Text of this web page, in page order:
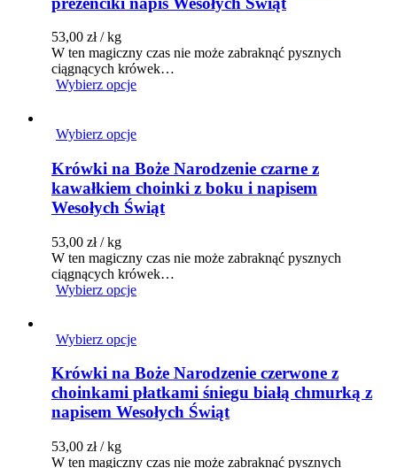
53,00 zł / kg
W ten magiczny czas nie może zabraknąć pysznych
ciągnących krówek…
Wybierz opcje
Wybierz opcje
Krówki na Boże Narodzenie czarne z
kawałkiem choinki z boku i napisem
Wesołych Świąt
53,00 zł / kg
W ten magiczny czas nie może zabraknąć pysznych
ciągnących krówek…
Wybierz opcje
Wybierz opcje
Krówki na Boże Narodzenie czerwone z
choinkami płatkami śniegu białą chmurką z
napisem Wesołych Świąt
53,00 zł / kg
W ten magiczny czas nie może zabraknąć pysznych